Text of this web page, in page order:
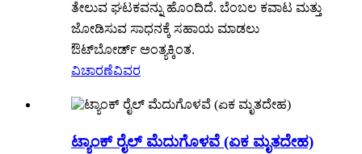
ತೇಲುವ ಘಟಕವನ್ನು ಹೊಂದಿದೆ. ಬೆಂಬಲ ಕವಾಟ ಮತ್ತು
ಜೋಡಿಸುವ ಸಾಧನಕ್ಕೆ ಸಹಾಯ ಮಾಡಲು
ಔಟ್‌ಬೋರ್ಡ್ ಅಂತ್ಯಕ್ಕಿಂತ.
ವಿಚಾರಣೆವಿವರ
ಟ್ಯಾಂಕ್ ರೈಲ್ ಮೆದುಗೊಳವೆ (ಏಕ ಮೃತದೇಹ)